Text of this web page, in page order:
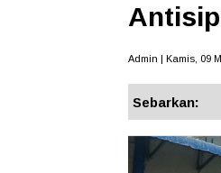
Admin | Kamis, 09
Sebarkan: